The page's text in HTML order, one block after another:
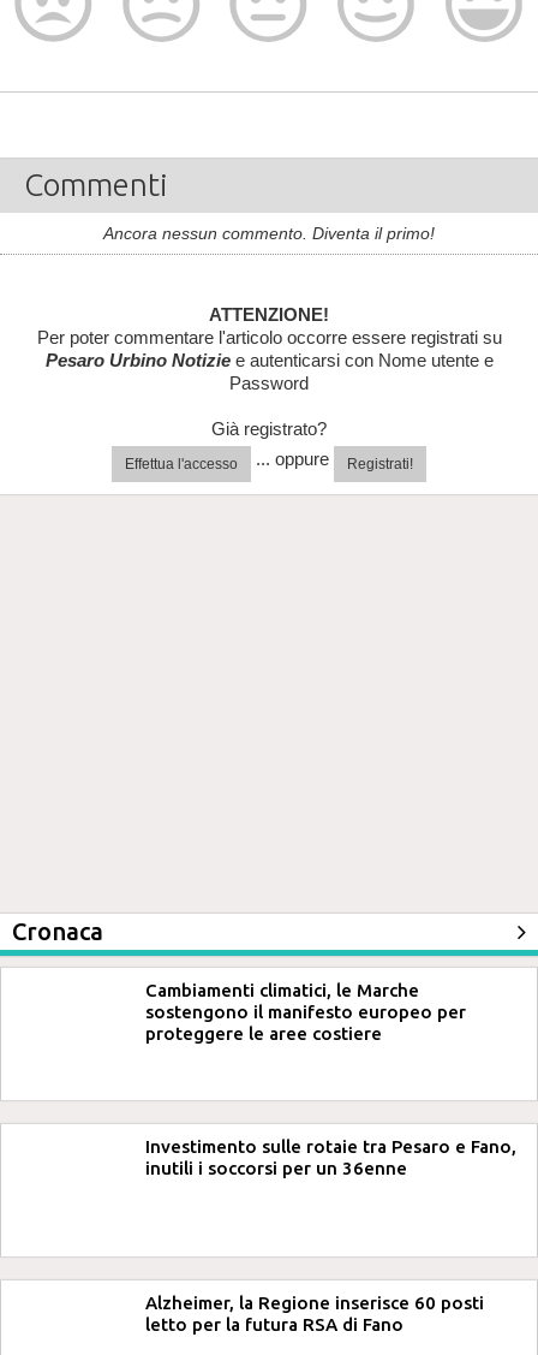
Commenti
Ancora nessun commento. Diventa il primo!
ATTENZIONE!
Per poter commentare l'articolo occorre essere registrati su
Pesaro Urbino Notiziee autenticarsi con Nome utente e
Password
Già registrato?
Effettua l'accesso ... oppure Registrati!
Cronaca
Cambiamenti climatici, le Marche
sostengono il manifesto europeo per
proteggere le aree costiere
Investimento sulle rotaie tra Pesaro e Fano,
inutili i soccorsi per un 36enne
Alzheimer, la Regione inserisce 60 posti
letto per la futura RSA di Fano